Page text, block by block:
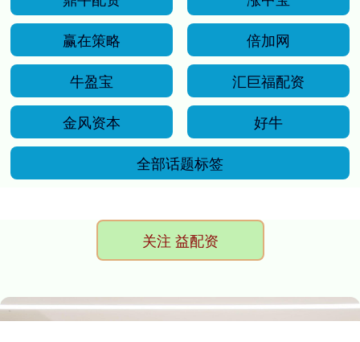
赢在策略
倍加网
牛盈宝
汇巨福配资
金风资本
好牛
全部话题标签
关注 益配资